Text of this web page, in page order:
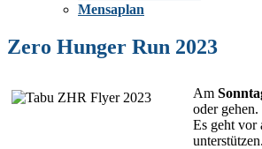
Mensaplan
Zero Hunger Run 2023
Am
oder
Es geht vor
unterstützen.